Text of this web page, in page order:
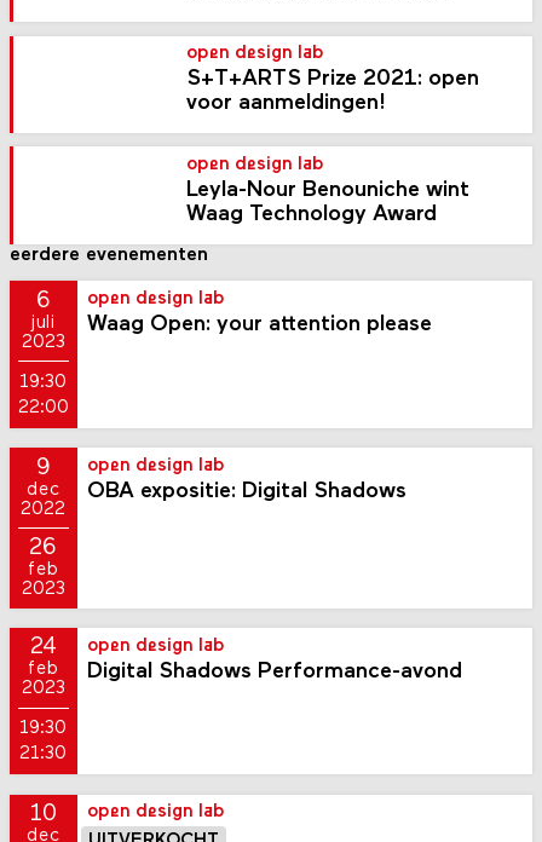
open design lab
S+T+ARTS Prize 2021: open
voor aanmeldingen!
open design lab
Leyla-Nour Benouniche wint
Waag Technology Award
eerdere evenementen
6
juli
2023
19:30
22:00
open design lab
Waag Open: your attention please
9
dec
2022
26
feb
2023
open design lab
OBA expositie: Digital Shadows
24
feb
2023
19:30
21:30
open design lab
Digital Shadows Performance-avond
10
dec
open design lab